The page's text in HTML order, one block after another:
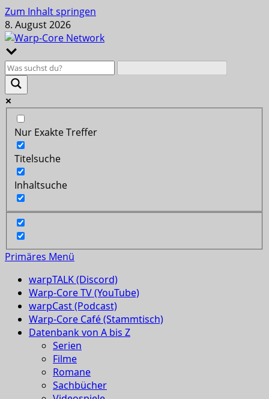
Zum Inhalt springen
8. August 2026
Nur Exakte Treffer
Titelsuche
Inhaltsuche
Primäres Menü
warpTALK (Discord)
Warp-Core TV (YouTube)
warpCast (Podcast)
Warp-Core Café (Stammtisch)
Datenbank von A bis Z
Serien
Filme
Romane
Sachbücher